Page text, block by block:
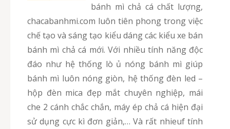
bánh mì chả cá chất lượng,
chacabanhmi.com luôn tiên phong trong việc
chế tạo và sáng tạo kiểu dáng các kiểu xe bán
bánh mì chả cá mới. Với nhiều tính năng độc
đáo như hệ thống lò ủ nóng bánh mì giúp
bánh mì luôn nóng giòn, hệ thống đèn led –
hộp đèn mica đẹp mắt chuyên nghiệp, mái
che 2 cánh chắc chắn, máy ép chả cá hiện đại
sử dụng cực kì đơn giản,… Và rất nhieuf tính